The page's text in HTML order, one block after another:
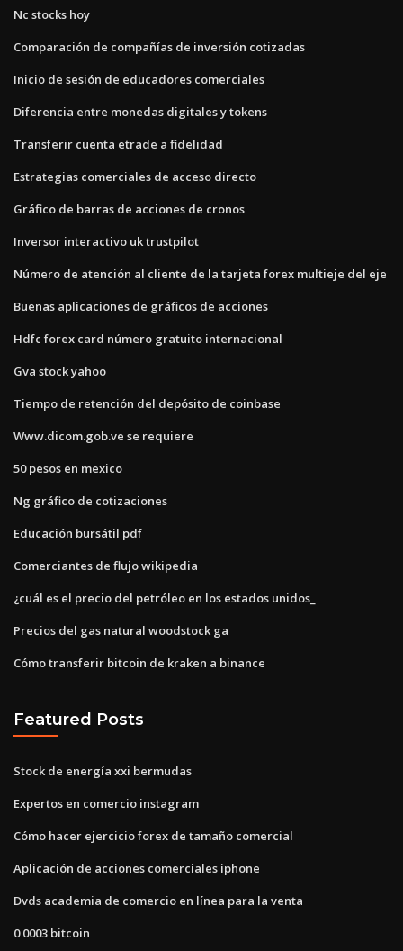
Nc stocks hoy
Comparación de compañías de inversión cotizadas
Inicio de sesión de educadores comerciales
Diferencia entre monedas digitales y tokens
Transferir cuenta etrade a fidelidad
Estrategias comerciales de acceso directo
Gráfico de barras de acciones de cronos
Inversor interactivo uk trustpilot
Número de atención al cliente de la tarjeta forex multieje del eje
Buenas aplicaciones de gráficos de acciones
Hdfc forex card número gratuito internacional
Gva stock yahoo
Tiempo de retención del depósito de coinbase
Www.dicom.gob.ve se requiere
50 pesos en mexico
Ng gráfico de cotizaciones
Educación bursátil pdf
Comerciantes de flujo wikipedia
¿cuál es el precio del petróleo en los estados unidos_
Precios del gas natural woodstock ga
Cómo transferir bitcoin de kraken a binance
Featured Posts
Stock de energía xxi bermudas
Expertos en comercio instagram
Cómo hacer ejercicio forex de tamaño comercial
Aplicación de acciones comerciales iphone
Dvds academia de comercio en línea para la venta
0 0003 bitcoin